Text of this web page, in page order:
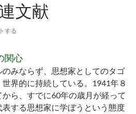
文献
する
関心
みならず、思想家としてのタゴ
界的に持続している。1941年８
ら、すでに60年の歳月が経って
する思想家に学ぼうという態度